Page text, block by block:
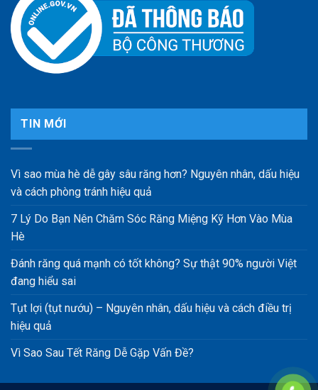
TIN MỚI
Vì sao mùa hè dễ gây sâu răng hơn? Nguyên nhân, dấu hiệu
và cách phòng tránh hiệu quả
7 Lý Do Bạn Nên Chăm Sóc Răng Miệng Kỹ Hơn Vào Mùa
Hè
Đánh răng quá mạnh có tốt không? Sự thật 90% người Việt
đang hiểu sai
Tụt lợi (tụt nướu) – Nguyên nhân, dấu hiệu và cách điều trị
hiệu quả
Vì Sao Sau Tết Răng Dễ Gặp Vấn Đề?